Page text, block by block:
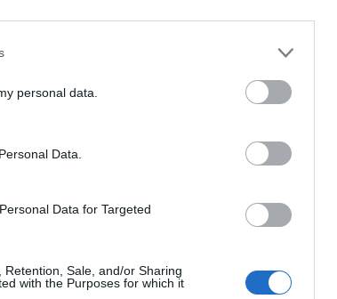
personal data.
Data.
Data for Targeted
Sale, and/or Sharing
with the Purposes for which it
a
Hiába a jó
magyar
Időzített
nehéz lesz
ERRŐL NE
Letarolták
minden